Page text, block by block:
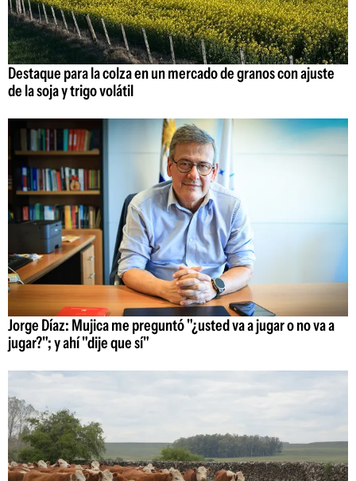
Destaque para la colza en un mercado de granos con ajuste
de la soja y trigo volátil
Jorge Díaz: Mujica me preguntó "¿usted va a jugar o no va a
jugar?"; y ahí "dije que sí"